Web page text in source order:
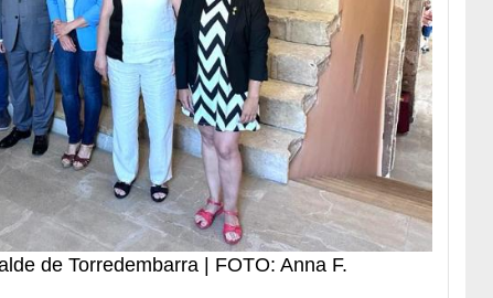
de Torredembarra | FOTO: Anna F.